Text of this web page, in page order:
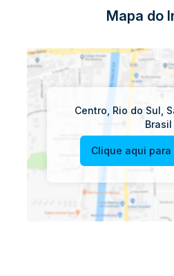
Mapa do
Centro Rio do Sul
Brasil
Clique aqui para